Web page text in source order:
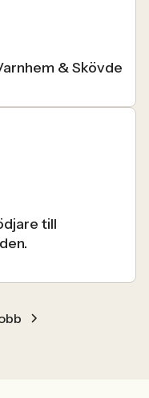
& Skövde
till